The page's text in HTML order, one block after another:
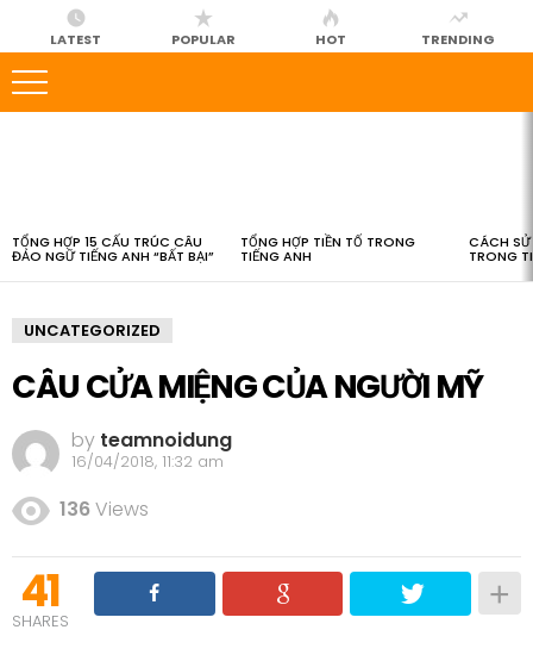
LATEST POPULAR HOT TRENDING
TỔNG HỢP 15 CẤU TRÚC CÂU
ĐẢO NGỮ TIẾNG ANH “BẤT BẠI”
TỔNG HỢP TIỀN TỐ TRONG
TIẾNG ANH
CÁCH SỬ
TRONG
UNCATEGORIZED
CÂU CỬA MIỆNG CỦA NGƯỜI MỸ
by teamnoidung
16/04/2018, 11:32 am
136Views
41
SHARES